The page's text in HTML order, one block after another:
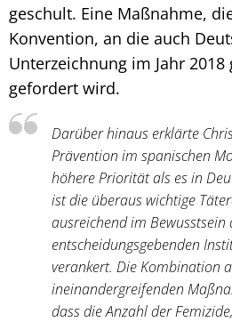
geschult. Eine Maßnahme,
Konvention, an die auch
Unterzeichnung im Jahr
gefordert wird.
Darüber hinaus erklärte
Prävention im spanischen
höhere Priorität als es in
ist die überaus wichtige
ausreichend im Bewusstsein
entscheidungsgebenden
verankert. Die Kombination
ineinandergreifenden
dass die Anzahl der